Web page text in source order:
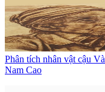
Phân tích nhân vật cậu
Nam Cao